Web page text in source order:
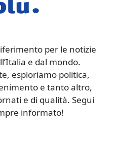
per le notizie
e dal mondo.
esploriamo politica,
e tanto altro,
e di qualità. Segui
informato!